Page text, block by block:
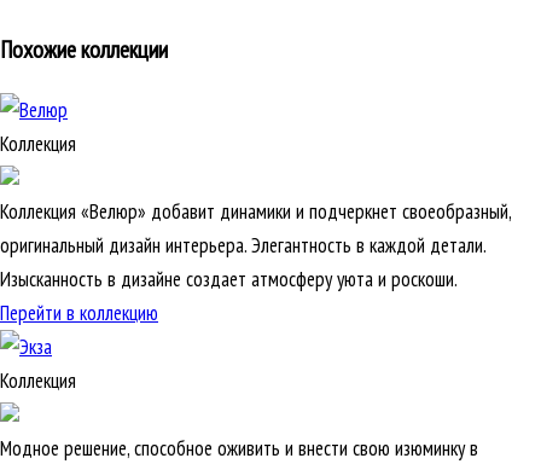
Похожие коллекции
Коллекция
Коллекция «Велюр» добавит динамики и подчеркнет своеобразный,
оригинальный дизайн интерьера. Элегантность в каждой детали.
Изысканность в дизайне создает атмосферу уюта и роскоши.
Перейти в коллекцию
Коллекция
Модное решение, способное оживить и внести свою изюминку в